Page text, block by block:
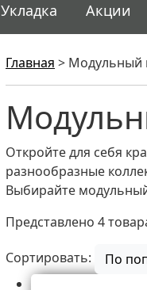
Укладка Акции
Главная > Модульный
Откройте для себя
разнообразные
Выбирайте
Представлено 4
Сортировать: По